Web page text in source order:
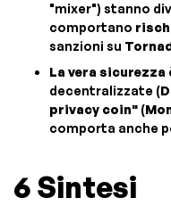
"mixer") stanno
comportano
sanzioni su
La vera sicurezza
decentralizzate (
privacy coin" (
comporta anche
6 Sintesi